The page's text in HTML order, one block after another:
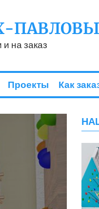
на заказ
Проекты Как